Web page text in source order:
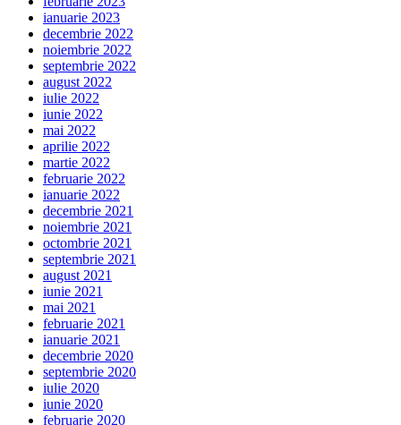
ianuarie 2023
decembrie 2022
noiembrie 2022
septembrie 2022
august 2022
iulie 2022
iunie 2022
mai 2022
aprilie 2022
martie 2022
februarie 2022
ianuarie 2022
decembrie 2021
noiembrie 2021
octombrie 2021
septembrie 2021
august 2021
iunie 2021
mai 2021
februarie 2021
ianuarie 2021
decembrie 2020
septembrie 2020
iulie 2020
iunie 2020
februarie 2020